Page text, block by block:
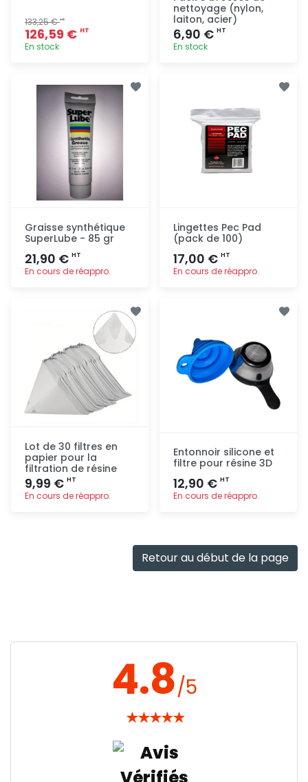
133,25 €HT
126,59 € HT
En stock
rapide
nettoyage (nylon,
laiton, acier)
6,90 € HT
En stock
Graisse synthétique
SuperLube - 85 gr
21,90 € HT
En cours de réappro.
rapide
Lingettes Pec Pad
(pack de 100)
17,00 € HT
En cours de réappro.
Lot de 30 filtres en
papier pour la
filtration de résine
9,99 € HT
En cours de réappro.
Entonnoir silicone et
filtre pour résine 3D
12,90 € HT
En cours de réappro.
Retour au début de la page
4.8/5
★★★★★